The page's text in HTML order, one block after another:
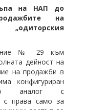
на НАП до
на
„одиторския
№ 29 към
дейност на
на продажби в
конфигуриран
аналог с
с права само за